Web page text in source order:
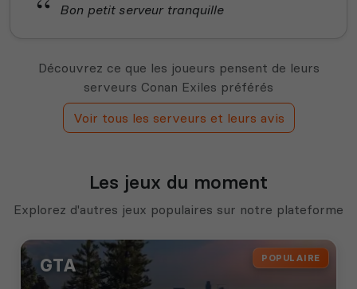
Bon petit serveur tranquille
Découvrez ce que les joueurs pensent de leurs
serveurs Conan Exiles préférés
Voir tous les serveurs et leurs avis
Les jeux du moment
Explorez d'autres jeux populaires sur notre plateforme
POPULAIRE
GTA